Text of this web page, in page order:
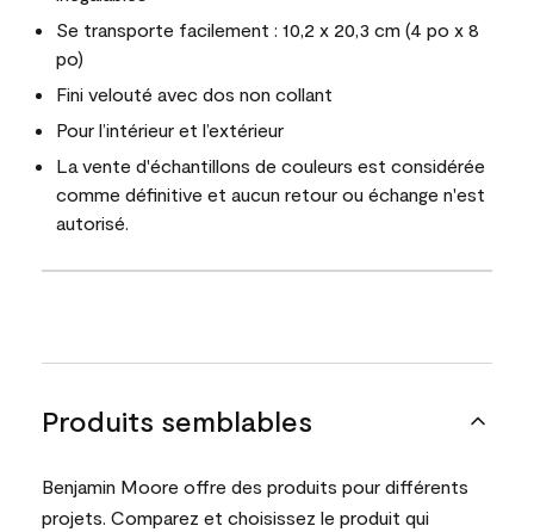
Se transporte facilement : 10,2 x 20,3 cm (4 po x 8
po)
Fini velouté avec dos non collant
Pour l’intérieur et l’extérieur
La vente d'échantillons de couleurs est considérée
comme définitive et aucun retour ou échange n'est
autorisé.
Produits semblables
Benjamin Moore offre des produits pour différents
projets. Comparez et choisissez le produit qui